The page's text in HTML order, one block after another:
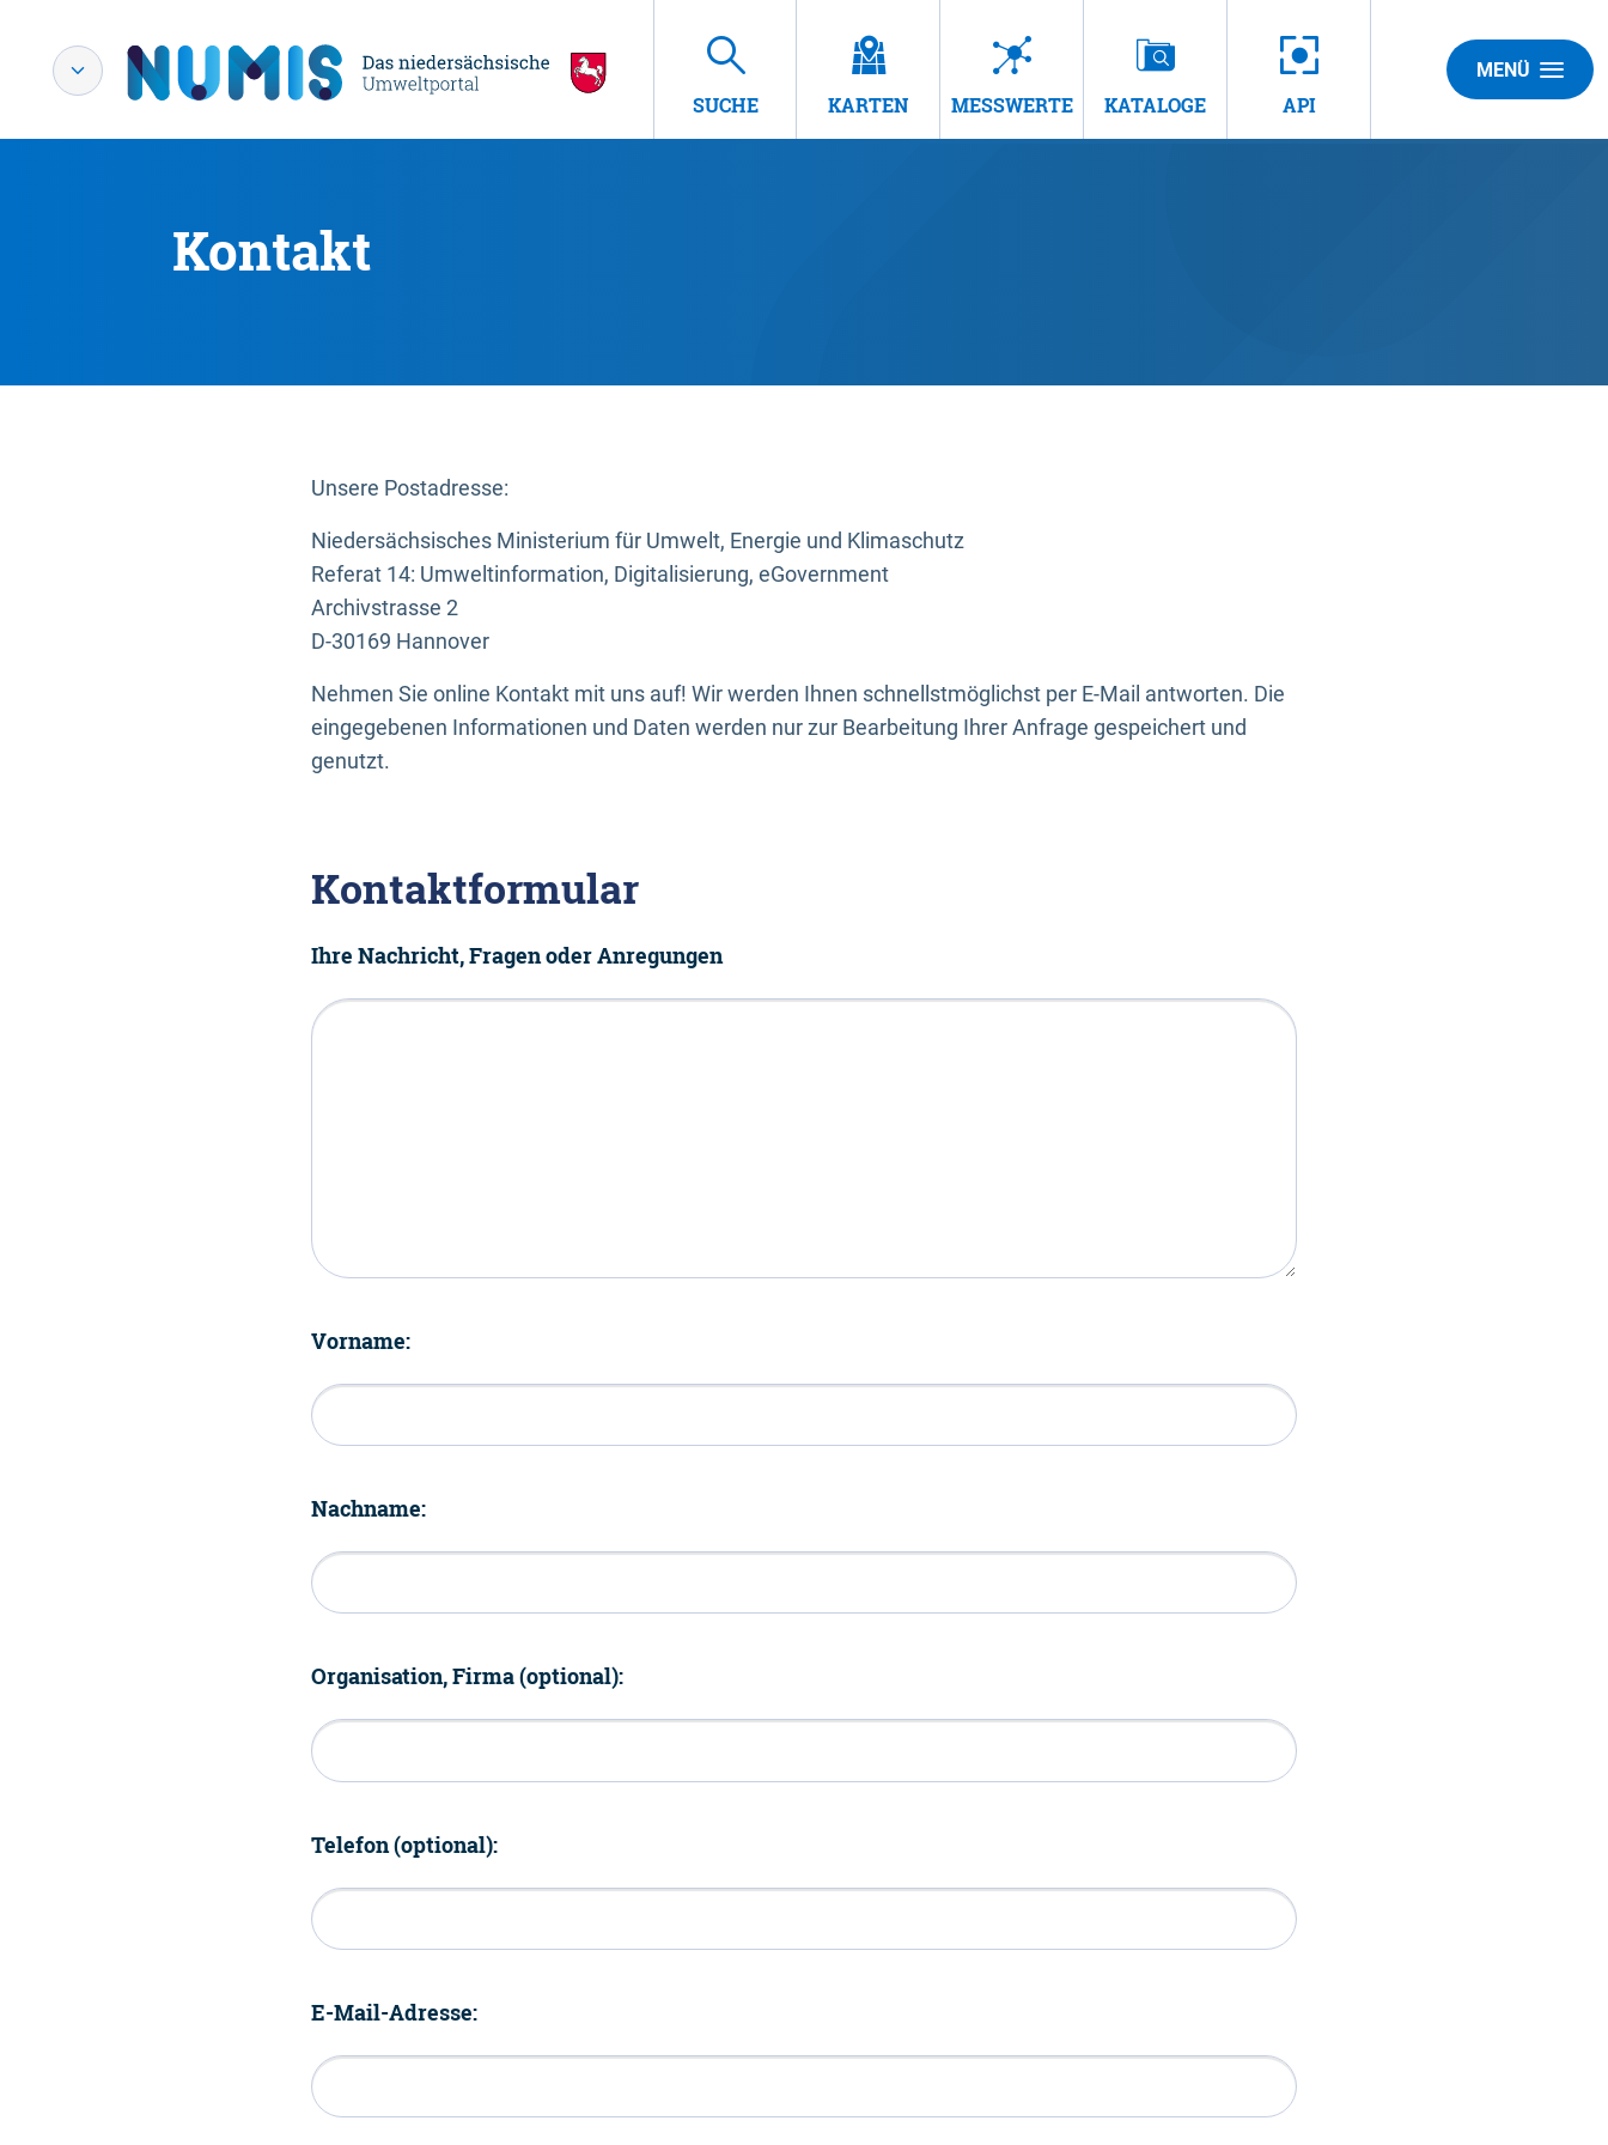
SUCHE KARTEN MESSWERTE KATALOGE API
MENÜ
Kontakt
Unsere Postadresse:
Niedersächsisches Ministerium für Umwelt, Energie und Klimaschutz
Referat 14: Umweltinformation, Digitalisierung, eGovernment
Archivstrasse 2
D-30169 Hannover
Nehmen Sie online Kontakt mit uns auf! Wir werden Ihnen schnellstmöglichst per E-Mail antworten. Die
eingegebenen Informationen und Daten werden nur zur Bearbeitung Ihrer Anfrage gespeichert und
genutzt.
Kontaktformular
Ihre Nachricht, Fragen oder Anregungen
Vorname:
Nachname:
Organisation, Firma (optional):
Telefon (optional):
E-Mail-Adresse: